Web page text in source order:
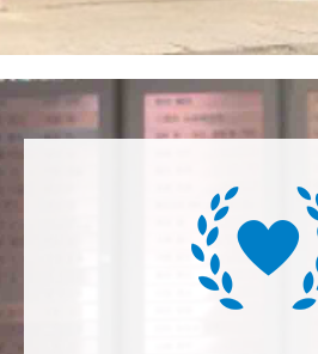
田畑 和樹
対校戦勝利、インカレ優勝目指
い！ <漕艇部>
自身の高齢化とともに、障害の
解できるようになりました。パ
いドアの自動ドア化あるいは開
をはじめとして、身近なことで